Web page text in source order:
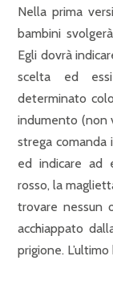
Nella prima
bambini
Egli dovrà
scelta ed
determinato
indumento (non
strega comanda
ed indicare ad
rosso, la
trovare nessun
acchiappato
prigione.